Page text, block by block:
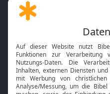
Gott und Bibel erklärt
Neuigkeiten